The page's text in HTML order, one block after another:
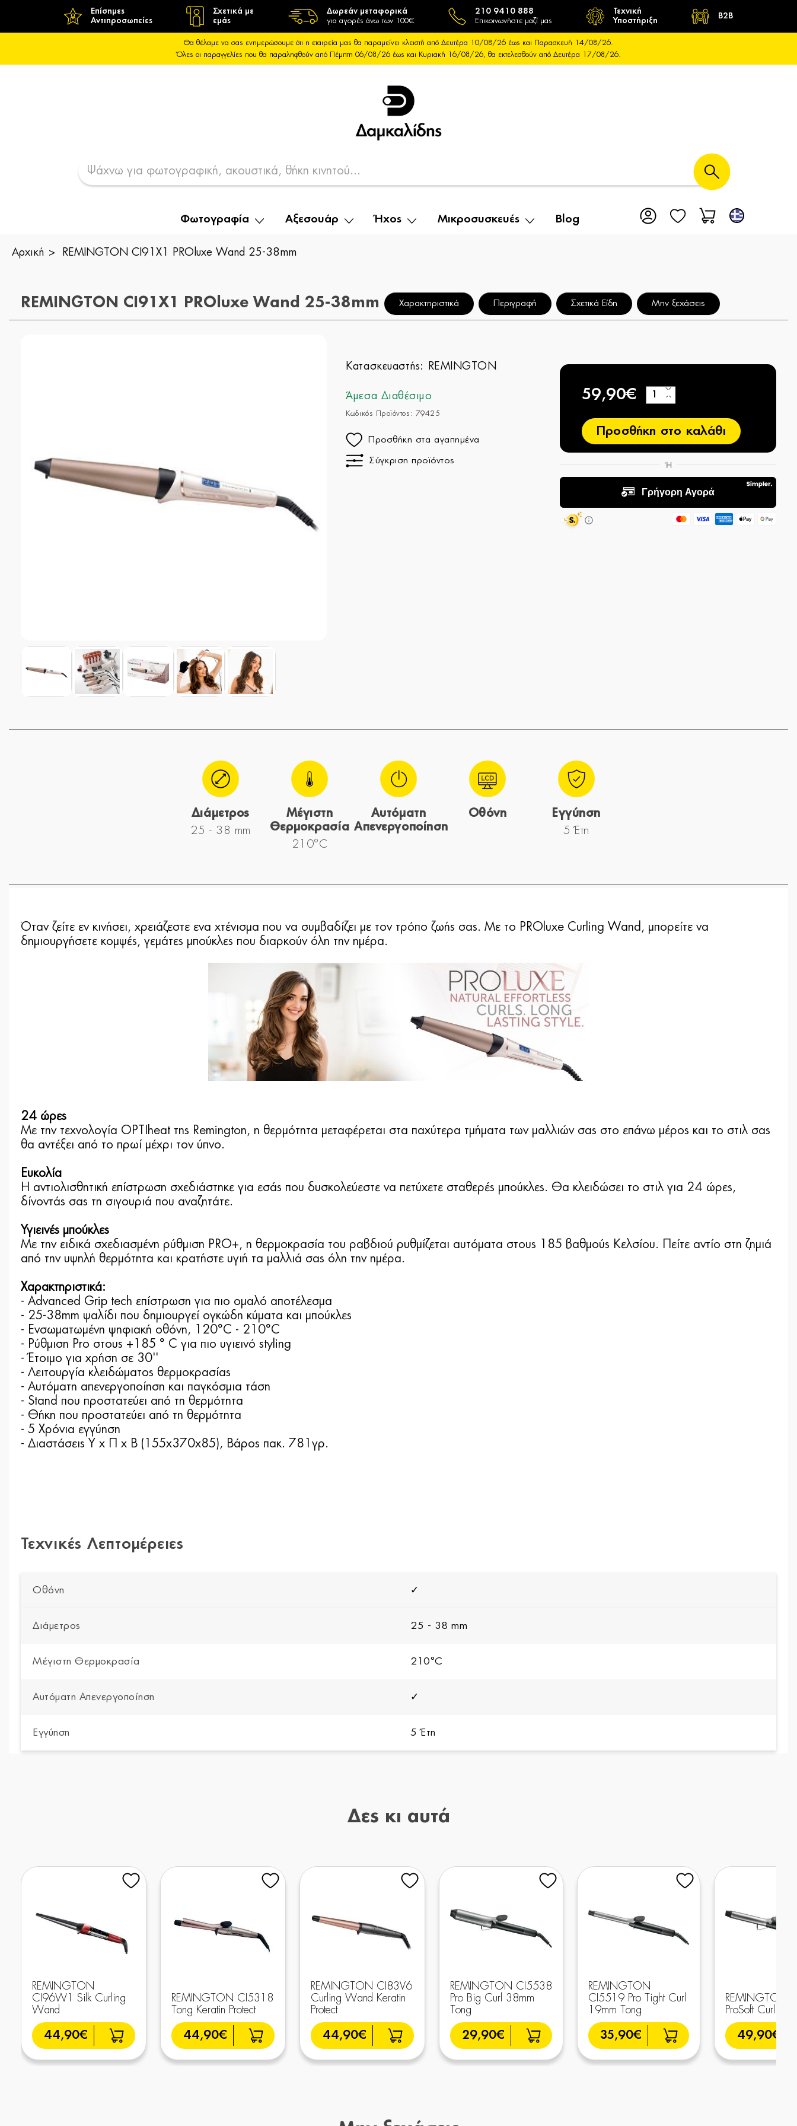
Επίσημες
Αντιπροσωπείες
Σχετικά με
εμάς
Δωρεάν μεταφορικά
για αγορές άνω των 100€
210 9410 888
Επικοινωνήστε μαζί μας
Τεχνική
Υποστήριξη
B2B
Θα θέλαμε να σας ενημερώσουμε ότι η εταιρεία μας θα παραμείνει κλειστή από Δευτέρα 10/08/26 έως και Παρασκευή 14/08/26.
Όλες οι παραγγελίες που θα παραληφθούν από Πέμπτη 06/08/26 έως και Κυριακή 16/08/26, θα εκτελεσθούν από Δευτέρα 17/08/26.
Φωτογραφία Αξεσουάρ Ήχος Μικροσυσκευές Blog
Αρχική REMINGTON CI91X1 PROluxe Wand 25-38mm
REMINGTON CI91X1 PROluxe Wand 25-38mm Χαρακτηριστικά Περιγραφή Σχετικά Είδη Μην ξεχάσεις
Κατασκευαστής: REMINGTON
Άμεσα Διαθέσιμο
Κωδικός Προϊόντος: 79425
Προσθήκη στα αγαπημένα
Σύγκριση προϊόντος
59,90€ −
+
Προσθήκη στο καλάθι
Διάμετρος
25 - 38 mm
Μέγιστη
Θερμοκρασία
210°C
Αυτόματη
Απενεργοποίηση
Οθόνη
Εγγύηση
5 Έτη
Όταν ζείτε εν κινήσει, χρειάζεστε ενα χτένισμα που να συμβαδίζει με τον τρόπο ζωής σας. Με το PROluxe Curling Wand, μπορείτε να
δημιουργήσετε κομψές, γεμάτες μπούκλες που διαρκούν όλη την ημέρα.
24 ώρες
Με την τεχνολογία OPTIheat της Remington, η θερμότητα μεταφέρεται στα παχύτερα τμήματα των μαλλιών σας στο επάνω μέρος και το στιλ σας
θα αντέξει από το πρωί μέχρι τον ύπνο.
Ευκολία
Η αντιολισθητική επίστρωση σχεδιάστηκε για εσάς που δυσκολεύεστε να πετύχετε σταθερές μπούκλες. Θα κλειδώσει το στιλ για 24 ώρες,
δίνοντάς σας τη σιγουριά που αναζητάτε.
Υγιεινές μπούκλες
Με την ειδικά σχεδιασμένη ρύθμιση PRO+, η θερμοκρασία του ραβδιού ρυθμίζεται αυτόματα στους 185 βαθμούς Κελσίου. Πείτε αντίο στη ζημιά
από την υψηλή θερμότητα και κρατήστε υγιή τα μαλλιά σας όλη την ημέρα.
Χαρακτηριστικά:
- Advanced Grip tech επίστρωση για πιο ομαλό αποτέλεσμα
- 25-38mm ψαλίδι που δημιουργεί ογκώδη κύματα και μπούκλες
- Ενσωματωμένη ψηφιακή οθόνη, 120°C - 210°C
- Ρύθμιση Pro στους +185 ° C για πιο υγιεινό styling
- Έτοιμο για χρήση σε 30''
- Λειτουργία κλειδώματος θερμοκρασίας
- Αυτόματη απενεργοποίηση και παγκόσμια τάση
- Stand που προστατεύει από τη θερμότητα
- Θήκη που προστατεύει από τη θερμότητα
- 5 Χρόνια εγγύηση
- Διαστάσεις Υ x Π x Β (155x370x85), Βάρος πακ. 781γρ.
Τεχνικές Λεπτομέρειες
Οθόνη ✓
Διάμετρος 25 - 38 mm
Μέγιστη Θερμοκρασία 210°C
Αυτόματη Απενεργοποίηση ✓
Εγγύηση 5 Έτη
Δες κι αυτά
REMINGTON
CI96W1 Silk Curling
Wand
44,90€
REMINGTON CI5318
Tong Keratin Protect
44,90€
REMINGTON CI83V6
Curling Wand Keratin
Protect
44,90€
REMINGTON CI5538
Pro Big Curl 38mm
Tong
29,90€
REMINGTON
CI5519 Pro Tight Curl
19mm Tong
35,90€
REMINGTON
ProSoft Curl
49,90€